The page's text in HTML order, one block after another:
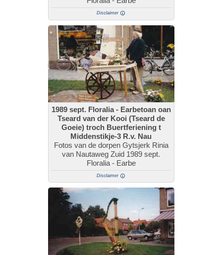
Disclaimer
1989 sept. Floralia - Earbetoan oan
Tseard van der Kooi (Tseard de
Goeie) troch Buertferiening t
Middenstikje-3 R.v. Nau
Fotos van de dorpen Gytsjerk Rinia
van Nautaweg Zuid 1989 sept.
Floralia - Earbe
Disclaimer